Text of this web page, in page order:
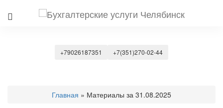
+79026187351 +7(351)270-02-44
Главная » Материалы за 31.08.2025